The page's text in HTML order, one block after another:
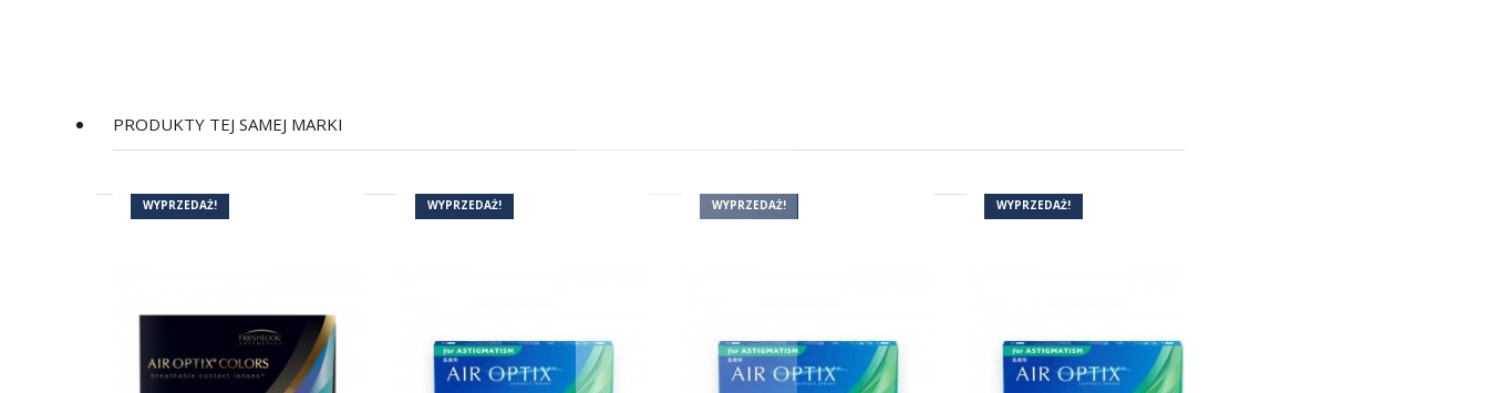
PRODUKTY TEJ SAMEJ MARKI
WYPRZEDAŻ! WYPRZEDAŻ! WYPRZEDAŻ! WYPRZEDAŻ!